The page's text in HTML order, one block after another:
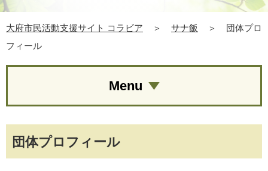
大府市民活動支援サイト コラビア ＞ サナ飯 ＞
団体プロ
フィール
団体プロフィール
Menu